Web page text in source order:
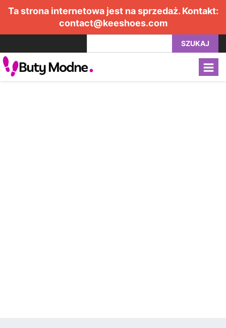
Ta strona internetowa jest na sprzedaż. Kontakt:
contact@keeshoes.com
SZUKAJ